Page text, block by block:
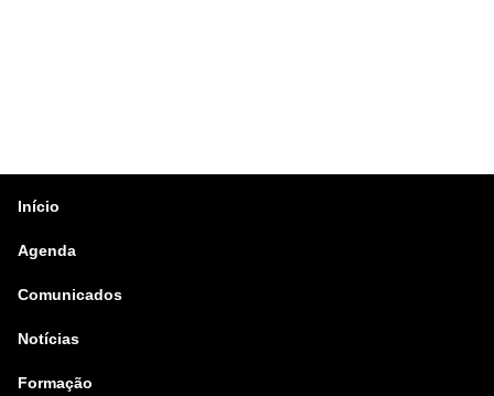
Início
Agenda
Comunicados
Notícias
Formação